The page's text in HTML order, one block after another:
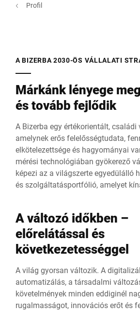
Profil
A BIZERBA 2030-ÖS VÁLLALATI
Márkánk lényege
és tovább fejlődik
A Bizerba egy értékorientált, családi
amelynek erős felelősségtudata,
elkötelezettsége és hagyományai
mérési technológiában gyökerező
képezi az a világszerte egyedülálló
és szolgáltatásportfólió, amelyet
A változó időkben –
előrelátással és
következetességgel
A világ gyorsan változik. A
automatizálás, a társadalmi
követelmények minden eddiginél
rugalmasságot, innovációs erőt és